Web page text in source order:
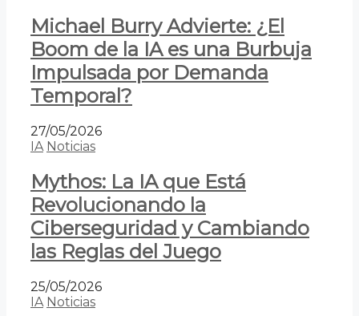
Michael Burry Advierte: ¿El
Boom de la IA es una Burbuja
Impulsada por Demanda
Temporal?
27/05/2026
IA Noticias
Mythos: La IA que Está
Revolucionando la
Ciberseguridad y Cambiando
las Reglas del Juego
25/05/2026
IA Noticias